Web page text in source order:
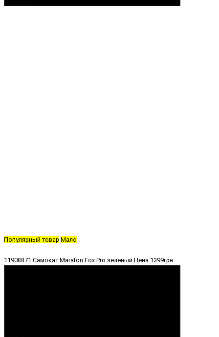
Популярный товар Мало
11908871 Самокат Maraton Fox Pro зеленый Цена 1399грн.